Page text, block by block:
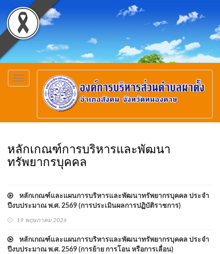
Toggle
navigation
หลักเกณฑ์การบริหารและพัฒนา
ทรัพยากรบุคคล
หลักเกณฑ์และแผนการบริหารและพัฒนาทรัพยากรบุคคล ประจำ
ปีงบประมาณ พ.ศ. 2569 (การประเมินผลการปฏิบัติราชการ)
19 พฤษภาคม 2026
หลักเกณฑ์และแผนการบริหารและพัฒนาทรัพยากรบุคคล ประจำ
ปีงบประมาณ พ.ศ. 2569 (การย้าย การโอน หรือการเลื่อน)